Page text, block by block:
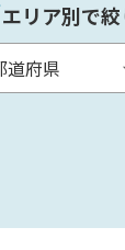
エリア別で